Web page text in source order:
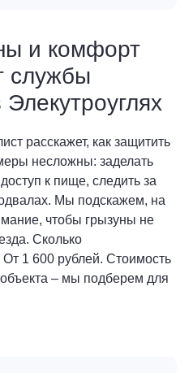
и комфорт
службы
расскажет, как защитить
несложны: заделать
к пище, следить за
Мы подскажем, на
чтобы грызуны не
Сколько
1 600 рублей. Стоимость
– мы подберем для